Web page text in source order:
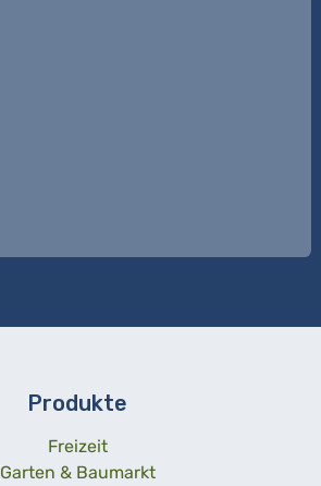
Produkte
Freizeit
Garten & Baumarkt